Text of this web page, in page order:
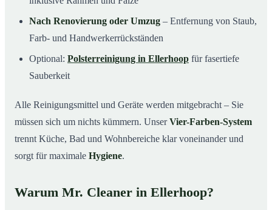
Nach Renovierung oder Umzug – Entfernung von Staub,
Farb- und Handwerkerrückständen
Optional: Polsterreinigung in Ellerhoop für fasertiefe
Sauberkeit
Alle Reinigungsmittel und Geräte werden mitgebracht – Sie
müssen sich um nichts kümmern. UnserVier-Farben-System
trennt Küche, Bad und Wohnbereiche klar voneinander und
sorgt für maximale Hygiene.
Warum Mr. Cleaner in Ellerhoop?